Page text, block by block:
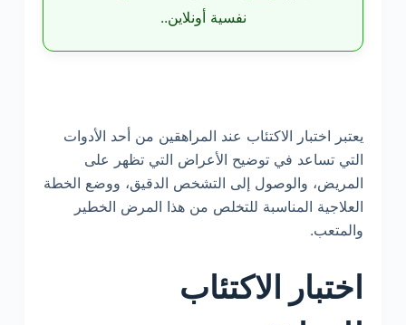
نفسية أونلاين..
يعتبر اختبار الاكتئاب عند المراهقين من أحد الأدوات
التي تساعد في توضيح الأعراض التي تظهر على
المريض، والوصول إلى التشخص الدقيق، ووضع الخطة
العلاجية المناسبة للتخلص من هذا المرض الخطير
والمتعب.
اختبار الاكتئاب